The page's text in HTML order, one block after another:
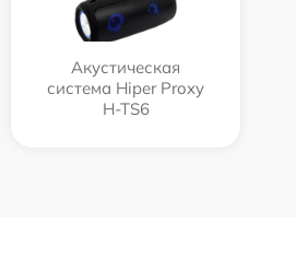
Акустическая
система Hiper Proxy
H-TS6